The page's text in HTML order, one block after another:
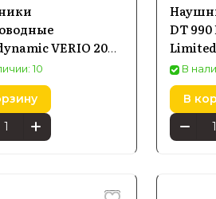
VERIO 200
Wireless
10
DT 990
В
В